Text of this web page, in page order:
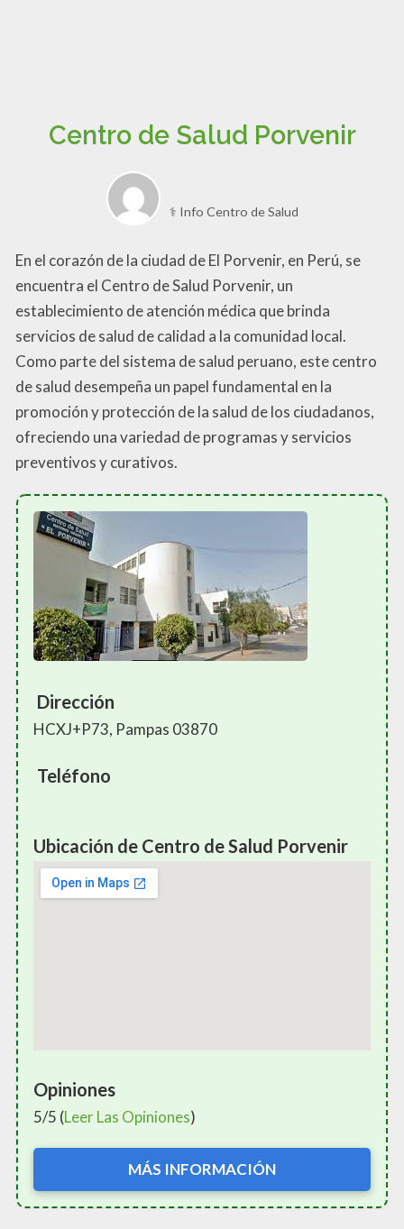
Centro de Salud Porvenir
⚕️ Info Centro de Salud
En el corazón de la ciudad de El Porvenir, en Perú, se
encuentra el Centro de Salud Porvenir, un
establecimiento de atención médica que brinda
servicios de salud de calidad a la comunidad local.
Como parte del sistema de salud peruano, este centro
de salud desempeña un papel fundamental en la
promoción y protección de la salud de los ciudadanos,
ofreciendo una variedad de programas y servicios
preventivos y curativos.
Dirección
HCXJ+P73, Pampas 03870
Teléfono
Ubicación de Centro de Salud Porvenir
Opiniones
5/5 (Leer Las Opiniones)
MÁS INFORMACIÓN